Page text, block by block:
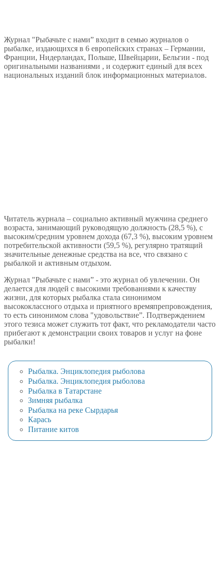
Журнал "Рыбачьте с нами” входит в семью журналов о
рыбалке, издающихся в 6 европейских странах – Германии,
Франции, Нидерландах, Польше, Швейцарии, Бельгии - под
оригинальными названиями , и содержит единый для всех
национальных изданий блок информационных материалов.
Читатель журнала – социально активный мужчина среднего
возраста, занимающий руководящую должность (28,5 %), с
высоким/средним уровнем дохода (67,3 %), высоким уровнем
потребительской активности (59,5 %), регулярно тратящий
значительные денежные средства на все, что связано с
рыбалкой и активным отдыхом.
Журнал "Рыбачьте с нами” - это журнал об увлечении. Он
делается для людей с высокими требованиями к качеству
жизни, для которых рыбалка стала синонимом
высококлассного отдыха и приятного времяпрепровождения,
то есть синонимом слова "удовольствие”. Подтверждением
этого тезиса может служить тот факт, что рекламодатели часто
прибегают к демонстрации своих товаров и услуг на фоне
рыбалки!
Рыбалка. Энциклопедия рыболова
Рыбалка. Энциклопедия рыболова
Рыбалка в Татарстане
Зимняя рыбалка
Рыбалка на реке Сырдарья
Карась
Питание китов